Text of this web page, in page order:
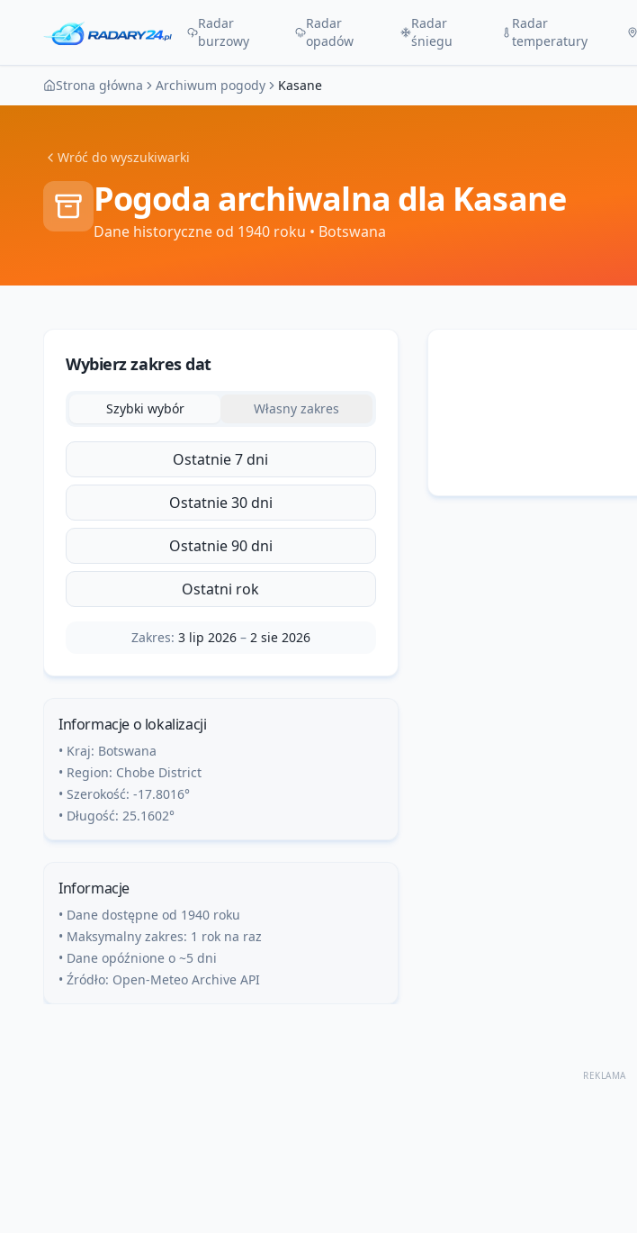
Radar
burzowy
Radar
opadów
Radar
śniegu
Radar
temperatury
Strona główna Archiwum pogody Kasane
Wróć do wyszukiwarki
Pogoda archiwalna dla Kasane
Dane historyczne od 1940 roku • Botswana
Wybierz zakres dat
Szybki wybór Własny zakres
Ostatnie 7 dni
Ostatnie 30 dni
Ostatnie 90 dni
Ostatni rok
Zakres: 3 lip 2026– 2 sie 2026
Informacje o lokalizacji
• Kraj: Botswana
• Region: Chobe District
• Szerokość: -17.8016°
• Długość: 25.1602°
Informacje
• Dane dostępne od 1940 roku
• Maksymalny zakres: 1 rok na raz
• Dane opóźnione o ~5 dni
• Źródło: Open-Meteo Archive API
REKLAMA